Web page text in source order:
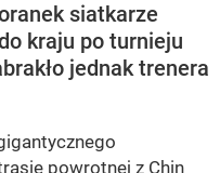
siatkarze
kraju po turnieju
jednak trenera
powrotnej z Chin